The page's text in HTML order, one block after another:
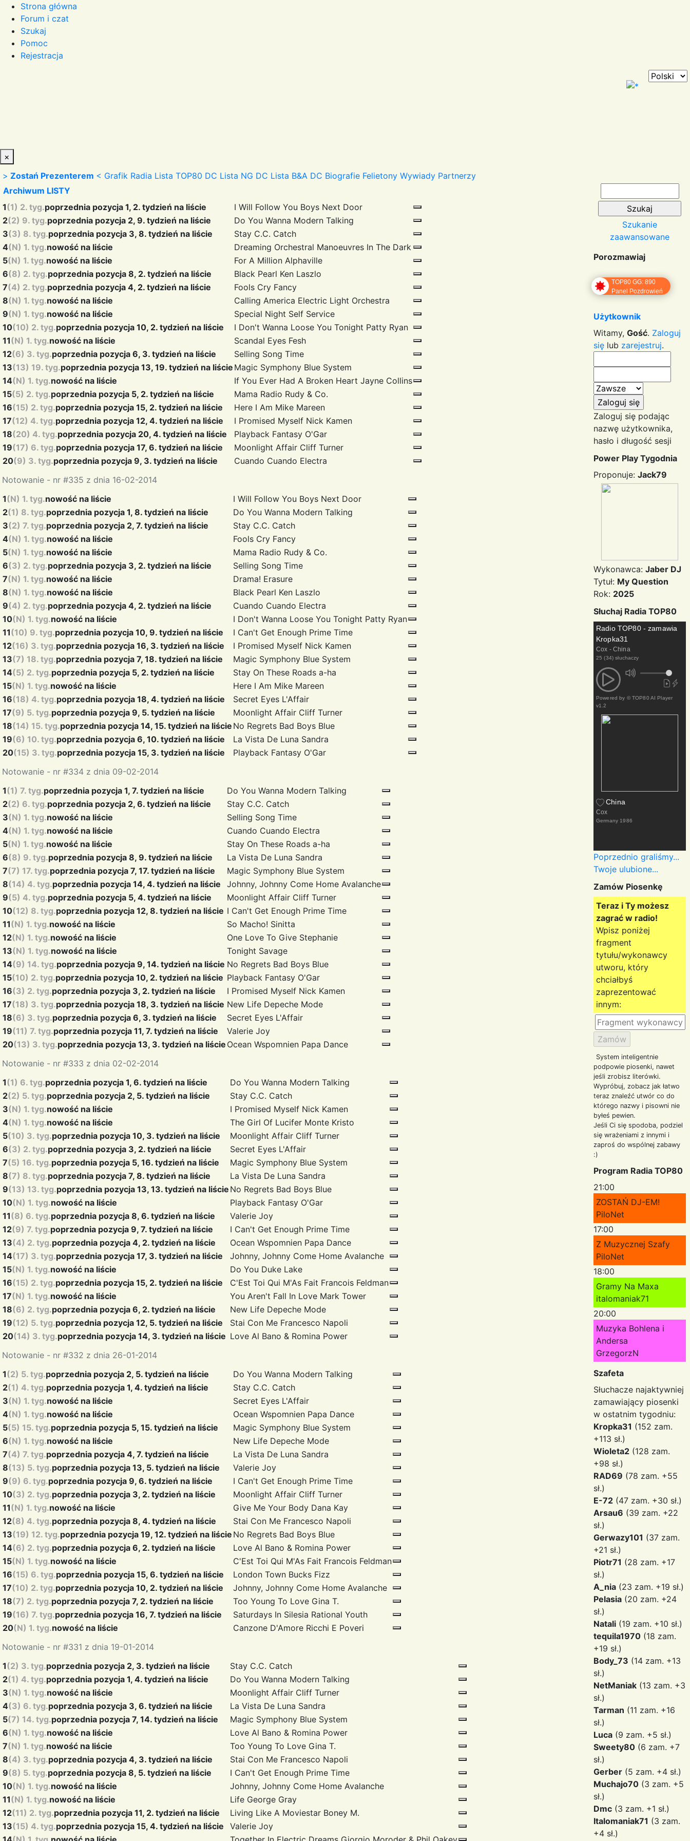
Strona główna
Forum i czat
Szukaj
Pomoc
Rejestracja
×
> Zostań Prezenterem < Grafik Radia Lista TOP80 DC Lista NG DC Lista B&A DC Biografie Felietony Wywiady Partnerzy
Archiwum LISTY
Notowanie - nr #335 z dnia 16-02-2014
1(1) 2. tyg.poprzednia pozycja 1, 2. tydzień na liście I Will Follow You Boys Next Door
2(2) 9. tyg.poprzednia pozycja 2, 9. tydzień na liście Do You Wanna Modern Talking
3(3) 8. tyg.poprzednia pozycja 3, 8. tydzień na liście Stay C.C. Catch
4(N) 1. tyg.nowość na liście Dreaming Orchestral Manoeuvres In The Dark
5(N) 1. tyg.nowość na liście For A Million Alphaville
6(8) 2. tyg.poprzednia pozycja 8, 2. tydzień na liście Black Pearl Ken Laszlo
7(4) 2. tyg.poprzednia pozycja 4, 2. tydzień na liście Fools Cry Fancy
8(N) 1. tyg.nowość na liście Calling America Electric Light Orchestra
9(N) 1. tyg.nowość na liście Special Night Self Service
10(10) 2. tyg.poprzednia pozycja 10, 2. tydzień na liście I Don't Wanna Loose You Tonight Patty Ryan
11(N) 1. tyg.nowość na liście Scandal Eyes Fesh
12(6) 3. tyg.poprzednia pozycja 6, 3. tydzień na liście Selling Song Time
13(13) 19. tyg.poprzednia pozycja 13, 19. tydzień na liście Magic Symphony Blue System
14(N) 1. tyg.nowość na liście If You Ever Had A Broken Heart Jayne Collins
15(5) 2. tyg.poprzednia pozycja 5, 2. tydzień na liście Mama Radio Rudy & Co.
16(15) 2. tyg.poprzednia pozycja 15, 2. tydzień na liście Here I Am Mike Mareen
17(12) 4. tyg.poprzednia pozycja 12, 4. tydzień na liście I Promised Myself Nick Kamen
18(20) 4. tyg.poprzednia pozycja 20, 4. tydzień na liście Playback Fantasy O'Gar
19(17) 6. tyg.poprzednia pozycja 17, 6. tydzień na liście Moonlight Affair Cliff Turner
20(9) 3. tyg.poprzednia pozycja 9, 3. tydzień na liście Cuando Cuando Electra
Notowanie - nr #334 z dnia 09-02-2014
1(N) 1. tyg.nowość na liście I Will Follow You Boys Next Door
2(1) 8. tyg.poprzednia pozycja 1, 8. tydzień na liście Do You Wanna Modern Talking
3(2) 7. tyg.poprzednia pozycja 2, 7. tydzień na liście Stay C.C. Catch
4(N) 1. tyg.nowość na liście Fools Cry Fancy
5(N) 1. tyg.nowość na liście Mama Radio Rudy & Co.
6(3) 2. tyg.poprzednia pozycja 3, 2. tydzień na liście Selling Song Time
7(N) 1. tyg.nowość na liście Drama! Erasure
8(N) 1. tyg.nowość na liście Black Pearl Ken Laszlo
9(4) 2. tyg.poprzednia pozycja 4, 2. tydzień na liście Cuando Cuando Electra
10(N) 1. tyg.nowość na liście I Don't Wanna Loose You Tonight Patty Ryan
11(10) 9. tyg.poprzednia pozycja 10, 9. tydzień na liście I Can't Get Enough Prime Time
12(16) 3. tyg.poprzednia pozycja 16, 3. tydzień na liście I Promised Myself Nick Kamen
13(7) 18. tyg.poprzednia pozycja 7, 18. tydzień na liście Magic Symphony Blue System
14(5) 2. tyg.poprzednia pozycja 5, 2. tydzień na liście Stay On These Roads a-ha
15(N) 1. tyg.nowość na liście Here I Am Mike Mareen
16(18) 4. tyg.poprzednia pozycja 18, 4. tydzień na liście Secret Eyes L'Affair
17(9) 5. tyg.poprzednia pozycja 9, 5. tydzień na liście Moonlight Affair Cliff Turner
18(14) 15. tyg.poprzednia pozycja 14, 15. tydzień na liście No Regrets Bad Boys Blue
19(6) 10. tyg.poprzednia pozycja 6, 10. tydzień na liście La Vista De Luna Sandra
20(15) 3. tyg.poprzednia pozycja 15, 3. tydzień na liście Playback Fantasy O'Gar
Notowanie - nr #333 z dnia 02-02-2014
1(1) 7. tyg.poprzednia pozycja 1, 7. tydzień na liście Do You Wanna Modern Talking
2(2) 6. tyg.poprzednia pozycja 2, 6. tydzień na liście Stay C.C. Catch
3(N) 1. tyg.nowość na liście Selling Song Time
4(N) 1. tyg.nowość na liście Cuando Cuando Electra
5(N) 1. tyg.nowość na liście Stay On These Roads a-ha
6(8) 9. tyg.poprzednia pozycja 8, 9. tydzień na liście La Vista De Luna Sandra
7(7) 17. tyg.poprzednia pozycja 7, 17. tydzień na liście Magic Symphony Blue System
8(14) 4. tyg.poprzednia pozycja 14, 4. tydzień na liście Johnny, Johnny Come Home Avalanche
9(5) 4. tyg.poprzednia pozycja 5, 4. tydzień na liście Moonlight Affair Cliff Turner
10(12) 8. tyg.poprzednia pozycja 12, 8. tydzień na liście I Can't Get Enough Prime Time
11(N) 1. tyg.nowość na liście So Macho! Sinitta
12(N) 1. tyg.nowość na liście One Love To Give Stephanie
13(N) 1. tyg.nowość na liście Tonight Savage
14(9) 14. tyg.poprzednia pozycja 9, 14. tydzień na liście No Regrets Bad Boys Blue
15(10) 2. tyg.poprzednia pozycja 10, 2. tydzień na liście Playback Fantasy O'Gar
16(3) 2. tyg.poprzednia pozycja 3, 2. tydzień na liście I Promised Myself Nick Kamen
17(18) 3. tyg.poprzednia pozycja 18, 3. tydzień na liście New Life Depeche Mode
18(6) 3. tyg.poprzednia pozycja 6, 3. tydzień na liście Secret Eyes L'Affair
19(11) 7. tyg.poprzednia pozycja 11, 7. tydzień na liście Valerie Joy
20(13) 3. tyg.poprzednia pozycja 13, 3. tydzień na liście Ocean Wspomnien Papa Dance
Notowanie - nr #332 z dnia 26-01-2014
1(1) 6. tyg.poprzednia pozycja 1, 6. tydzień na liście Do You Wanna Modern Talking
2(2) 5. tyg.poprzednia pozycja 2, 5. tydzień na liście Stay C.C. Catch
3(N) 1. tyg.nowość na liście I Promised Myself Nick Kamen
4(N) 1. tyg.nowość na liście The Girl Of Lucifer Monte Kristo
5(10) 3. tyg.poprzednia pozycja 10, 3. tydzień na liście Moonlight Affair Cliff Turner
6(3) 2. tyg.poprzednia pozycja 3, 2. tydzień na liście Secret Eyes L'Affair
7(5) 16. tyg.poprzednia pozycja 5, 16. tydzień na liście Magic Symphony Blue System
8(7) 8. tyg.poprzednia pozycja 7, 8. tydzień na liście La Vista De Luna Sandra
9(13) 13. tyg.poprzednia pozycja 13, 13. tydzień na liście No Regrets Bad Boys Blue
10(N) 1. tyg.nowość na liście Playback Fantasy O'Gar
11(8) 6. tyg.poprzednia pozycja 8, 6. tydzień na liście Valerie Joy
12(9) 7. tyg.poprzednia pozycja 9, 7. tydzień na liście I Can't Get Enough Prime Time
13(4) 2. tyg.poprzednia pozycja 4, 2. tydzień na liście Ocean Wspomnien Papa Dance
14(17) 3. tyg.poprzednia pozycja 17, 3. tydzień na liście Johnny, Johnny Come Home Avalanche
15(N) 1. tyg.nowość na liście Do You Duke Lake
16(15) 2. tyg.poprzednia pozycja 15, 2. tydzień na liście C'Est Toi Qui M'As Fait Francois Feldman
17(N) 1. tyg.nowość na liście You Aren't Fall In Love Mark Tower
18(6) 2. tyg.poprzednia pozycja 6, 2. tydzień na liście New Life Depeche Mode
19(12) 5. tyg.poprzednia pozycja 12, 5. tydzień na liście Stai Con Me Francesco Napoli
20(14) 3. tyg.poprzednia pozycja 14, 3. tydzień na liście Love Al Bano & Romina Power
Notowanie - nr #331 z dnia 19-01-2014
1(2) 5. tyg.poprzednia pozycja 2, 5. tydzień na liście Do You Wanna Modern Talking
2(1) 4. tyg.poprzednia pozycja 1, 4. tydzień na liście Stay C.C. Catch
3(N) 1. tyg.nowość na liście Secret Eyes L'Affair
4(N) 1. tyg.nowość na liście Ocean Wspomnien Papa Dance
5(5) 15. tyg.poprzednia pozycja 5, 15. tydzień na liście Magic Symphony Blue System
6(N) 1. tyg.nowość na liście New Life Depeche Mode
7(4) 7. tyg.poprzednia pozycja 4, 7. tydzień na liście La Vista De Luna Sandra
8(13) 5. tyg.poprzednia pozycja 13, 5. tydzień na liście Valerie Joy
9(9) 6. tyg.poprzednia pozycja 9, 6. tydzień na liście I Can't Get Enough Prime Time
10(3) 2. tyg.poprzednia pozycja 3, 2. tydzień na liście Moonlight Affair Cliff Turner
11(N) 1. tyg.nowość na liście Give Me Your Body Dana Kay
12(8) 4. tyg.poprzednia pozycja 8, 4. tydzień na liście Stai Con Me Francesco Napoli
13(19) 12. tyg.poprzednia pozycja 19, 12. tydzień na liście No Regrets Bad Boys Blue
14(6) 2. tyg.poprzednia pozycja 6, 2. tydzień na liście Love Al Bano & Romina Power
15(N) 1. tyg.nowość na liście C'Est Toi Qui M'As Fait Francois Feldman
16(15) 6. tyg.poprzednia pozycja 15, 6. tydzień na liście London Town Bucks Fizz
17(10) 2. tyg.poprzednia pozycja 10, 2. tydzień na liście Johnny, Johnny Come Home Avalanche
18(7) 2. tyg.poprzednia pozycja 7, 2. tydzień na liście Too Young To Love Gina T.
19(16) 7. tyg.poprzednia pozycja 16, 7. tydzień na liście Saturdays In Silesia Rational Youth
20(N) 1. tyg.nowość na liście Canzone D'Amore Ricchi E Poveri
1(2) 3. tyg.poprzednia pozycja 2, 3. tydzień na liście Stay C.C. Catch
2(1) 4. tyg.poprzednia pozycja 1, 4. tydzień na liście Do You Wanna Modern Talking
3(N) 1. tyg.nowość na liście Moonlight Affair Cliff Turner
4(3) 6. tyg.poprzednia pozycja 3, 6. tydzień na liście La Vista De Luna Sandra
5(7) 14. tyg.poprzednia pozycja 7, 14. tydzień na liście Magic Symphony Blue System
6(N) 1. tyg.nowość na liście Love Al Bano & Romina Power
7(N) 1. tyg.nowość na liście Too Young To Love Gina T.
8(4) 3. tyg.poprzednia pozycja 4, 3. tydzień na liście Stai Con Me Francesco Napoli
9(8) 5. tyg.poprzednia pozycja 8, 5. tydzień na liście I Can't Get Enough Prime Time
10(N) 1. tyg.nowość na liście Johnny, Johnny Come Home Avalanche
11(N) 1. tyg.nowość na liście Life George Gray
12(11) 2. tyg.poprzednia pozycja 11, 2. tydzień na liście Living Like A Moviestar Boney M.
13(15) 4. tyg.poprzednia pozycja 15, 4. tydzień na liście Valerie Joy
Szukanie
zaawansowane
Porozmawiaj
TOP80 GG: 890
Panel Pozdrowień
Użytkownik
Witamy, Gość. Zaloguj
się lub zarejestruj.
Zaloguj się podając
nazwę użytkownika,
hasło i długość sesji
Power Play Tygodnia
Proponuje: Jack79
Wykonawca: Jaber DJ
Tytuł: My Question
Rok: 2025
Słuchaj Radia TOP80
Radio TOP80 - zamawia
Kropka31
Cox - China
25 (34) słuchaczy
Powered by © TOP80 AI Player
v1.2
China
Cox
Germany 1986
Poprzednio graliśmy...
Twoje ulubione...
Zamów Piosenkę
Teraz i Ty możesz
zagrać w radio!
Wpisz poniżej
fragment
tytułu/wykonawcy
utworu, który
chciałbyś
zaprezentować
innym:
System inteligentnie
podpowie piosenki, nawet
jeśli zrobisz literówki.
Wypróbuj, zobacz jak łatwo
teraz znaleźć utwór co do
którego nazwy i pisowni nie
byłeś pewien.
Jeśli Ci się spodoba, podziel
się wrażeniami z innymi i
zaproś do wspólnej zabawy
:)
Program Radia TOP80
21:00
ZOSTAŃ DJ-EM!
PiloNet
17:00
Z Muzycznej Szafy
PiloNet
18:00
Gramy Na Maxa
italomaniak71
20:00
Muzyka Bohlena i
Andersa
GrzegorzN
Szafeta
Słuchacze najaktywniej
zamawiający piosenki
w ostatnim tygodniu:
Kropka31 (152 zam.
+113 sł.)
Wioleta2 (128 zam.
+98 sł.)
RAD69 (78 zam. +55
sł.)
E-72 (47 zam. +30 sł.)
Arsau6 (39 zam. +22
sł.)
Gerwazy101 (37 zam.
+21 sł.)
Piotr71 (28 zam. +17
sł.)
A_nia (23 zam. +19 sł.)
Pelasia (20 zam. +24
sł.)
Natali (19 zam. +10 sł.)
tequila1970 (18 zam.
+19 sł.)
Body_73 (14 zam. +13
sł.)
NetManiak (13 zam. +3
sł.)
Tarman (11 zam. +16
sł.)
Luca (9 zam. +5 sł.)
Sweety80 (6 zam. +7
sł.)
Gerber (5 zam. +4 sł.)
Muchajo70 (3 zam. +5
sł.)
Dmc (3 zam. +1 sł.)
Italomaniak71 (3 zam.
+4 sł.)